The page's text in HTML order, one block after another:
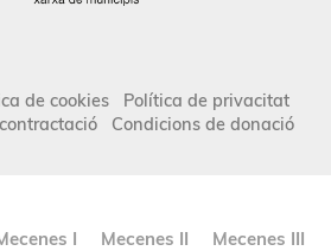
de cookies
Política de privacitat
Condicions de donació
I Mecenes II Mecenes III